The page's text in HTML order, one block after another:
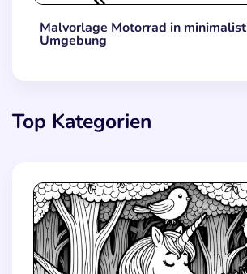
Malvorlage Motorrad in
Umgebung
Top Kategorien